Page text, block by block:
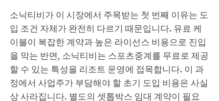
소닉티비가 이 시장에서 주목받는 첫 번째 이유는 도
입 조건 자체가 완전히 다르기 때문입니다. 유료 케
이블이 복잡한 계약과 높은 라이선스 비용으로 진입
을 막는 반면, 소닉티비는 스포츠중계를 무료로 제공
할 수 있는 특성을 리조트 운영에 접목합니다. 이 과
정에서 사업주가 부담해야 할 초기 도입 비용은 사실
상 사라집니다. 별도의 셋톱박스 임대 계약이 필요